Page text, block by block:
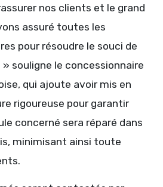
nos clients et le grand
assuré toutes les
pour résoudre le souci de
souligne le concessionnaire
qui ajoute avoir mis en
rigoureuse pour garantir
concerné sera réparé dans
minimisant ainsi toute